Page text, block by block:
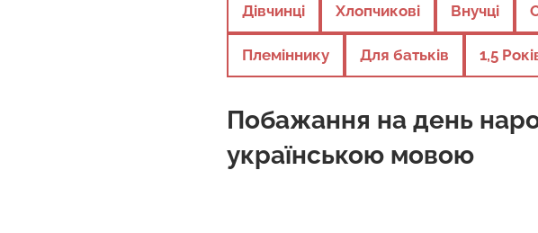
Дівчинці Хлопчикові Внучці
Племіннику Для батьків 1,5
Побажання на день
українською мовою